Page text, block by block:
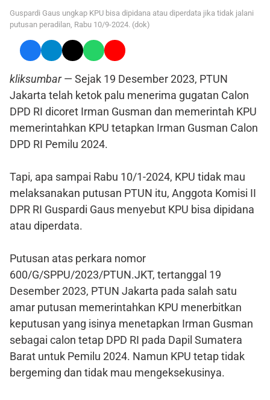
Guspardi Gaus ungkap KPU bisa dipidana atau diperdata jika tidak jalani
putusan peradilan, Rabu 10/9-2024. (dok)
kliksumbar— Sejak 19 Desember 2023, PTUN
Jakarta telah ketok palu menerima gugatan Calon
DPD RI dicoret Irman Gusman dan memerintah KPU
memerintahkan KPU tetapkan Irman Gusman Calon
DPD RI Pemilu 2024.
Tapi, apa sampai Rabu 10/1-2024, KPU tidak mau
melaksanakan putusan PTUN itu, Anggota Komisi II
DPR RI Guspardi Gaus menyebut KPU bisa dipidana
atau diperdata.
Putusan atas perkara nomor
600/G/SPPU/2023/PTUN.JKT, tertanggal 19
Desember 2023, PTUN Jakarta pada salah satu
amar putusan memerintahkan KPU menerbitkan
keputusan yang isinya menetapkan Irman Gusman
sebagai calon tetap DPD RI pada Dapil Sumatera
Barat untuk Pemilu 2024. Namun KPU tetap tidak
bergeming dan tidak mau mengeksekusinya.